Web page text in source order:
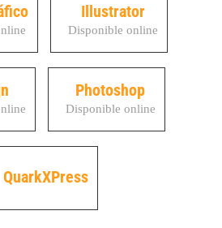
Illustrator
Disponible online
Photoshop
Disponible online
QuarkXPress